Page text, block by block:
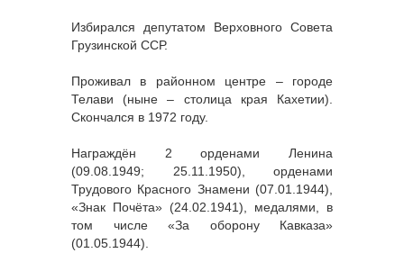
Избирался депутатом Верховного Совета
Грузинской ССР.
Проживал в районном центре – городе
Телави (ныне – столица края Кахетии).
Скончался в 1972 году.
Награждён 2 орденами Ленина
(09.08.1949; 25.11.1950), орденами
Трудового Красного Знамени (07.01.1944),
«Знак Почёта» (24.02.1941), медалями, в
том числе «За оборону Кавказа»
(01.05.1944).